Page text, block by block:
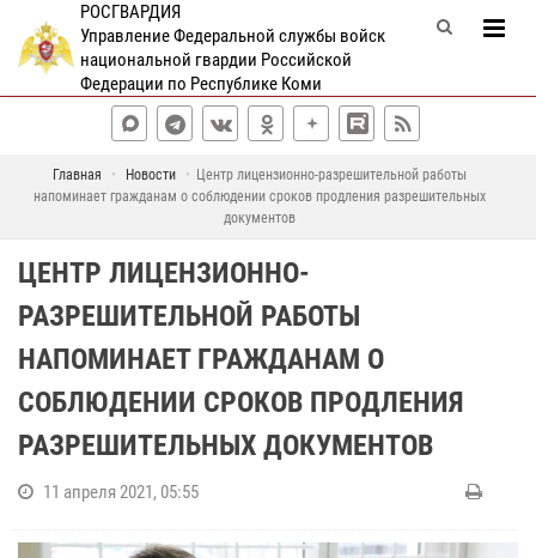
РОСГВАРДИЯ
Управление Федеральной службы войск
национальной гвардии Российской
Федерации по Республике Коми
Главная Новости
Центр лицензионно-разрешительной работы
напоминает гражданам о соблюдении сроков продления разрешительных
документов
ЦЕНТР ЛИЦЕНЗИОННО-
РАЗРЕШИТЕЛЬНОЙ РАБОТЫ
НАПОМИНАЕТ ГРАЖДАНАМ О
СОБЛЮДЕНИИ СРОКОВ ПРОДЛЕНИЯ
РАЗРЕШИТЕЛЬНЫХ ДОКУМЕНТОВ
11 апреля 2021, 05:55